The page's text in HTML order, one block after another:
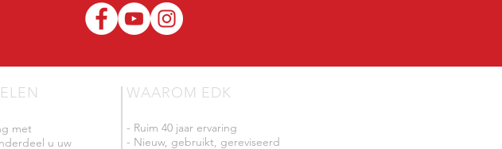
met
u uw
WAAROM EDK
- Ruim 40 jaar ervaring
- Nieuw, gebruikt, gereviseerd